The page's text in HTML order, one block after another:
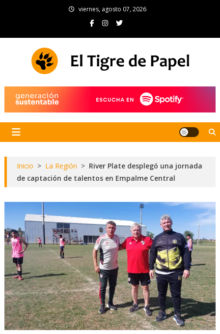
viernes, agosto 07, 2026
Inicio > La Región > River Plate desplegó una jornada
de captación de talentos en Empalme Central